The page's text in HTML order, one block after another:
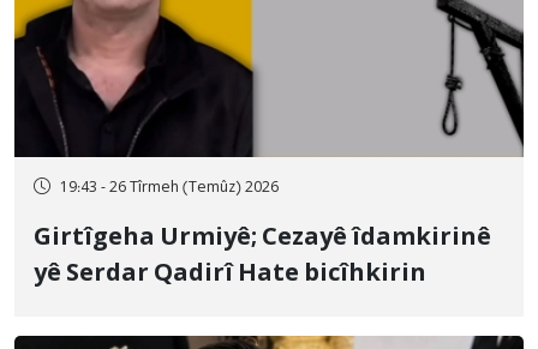
19:43 - 26 Tîrmeh (Temûz) 2026
Girtîgeha Urmiyê; Cezayê îdamkirinê
yê Serdar Qadirî Hate bicîhkirin